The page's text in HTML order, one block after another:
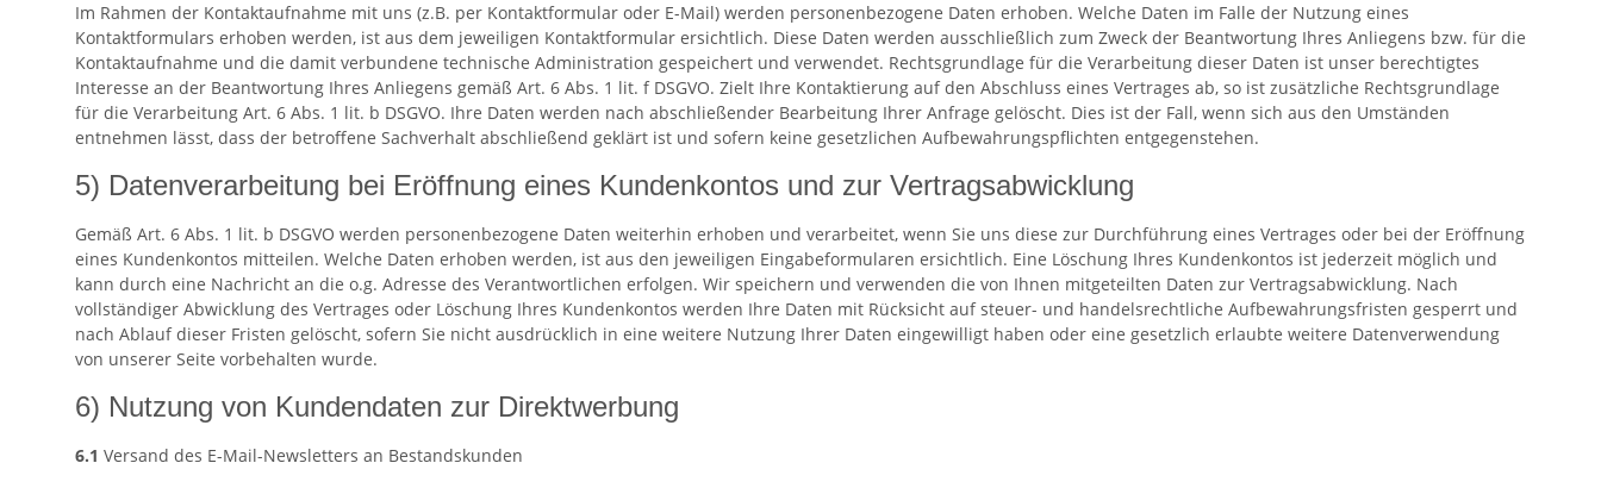
Im Rahmen der Kontaktaufnahme mit uns (z.B. per Kontaktformular oder E-Mail) werden personenbezogene Daten erhoben. Welche Daten im Falle der Nutzung eines
Kontaktformulars erhoben werden, ist aus dem jeweiligen Kontaktformular ersichtlich. Diese Daten werden ausschließlich zum Zweck der Beantwortung Ihres Anliegens bzw. für die
Kontaktaufnahme und die damit verbundene technische Administration gespeichert und verwendet. Rechtsgrundlage für die Verarbeitung dieser Daten ist unser berechtigtes
Interesse an der Beantwortung Ihres Anliegens gemäß Art. 6 Abs. 1 lit. f DSGVO. Zielt Ihre Kontaktierung auf den Abschluss eines Vertrages ab, so ist zusätzliche Rechtsgrundlage
für die Verarbeitung Art. 6 Abs. 1 lit. b DSGVO. Ihre Daten werden nach abschließender Bearbeitung Ihrer Anfrage gelöscht. Dies ist der Fall, wenn sich aus den Umständen
entnehmen lässt, dass der betroffene Sachverhalt abschließend geklärt ist und sofern keine gesetzlichen Aufbewahrungspflichten entgegenstehen.
5) Datenverarbeitung bei Eröffnung eines Kundenkontos und zur Vertragsabwicklung
Gemäß Art. 6 Abs. 1 lit. b DSGVO werden personenbezogene Daten weiterhin erhoben und verarbeitet, wenn Sie uns diese zur Durchführung eines Vertrages oder bei der Eröffnung
eines Kundenkontos mitteilen. Welche Daten erhoben werden, ist aus den jeweiligen Eingabeformularen ersichtlich. Eine Löschung Ihres Kundenkontos ist jederzeit möglich und
kann durch eine Nachricht an die o.g. Adresse des Verantwortlichen erfolgen. Wir speichern und verwenden die von Ihnen mitgeteilten Daten zur Vertragsabwicklung. Nach
vollständiger Abwicklung des Vertrages oder Löschung Ihres Kundenkontos werden Ihre Daten mit Rücksicht auf steuer- und handelsrechtliche Aufbewahrungsfristen gesperrt und
nach Ablauf dieser Fristen gelöscht, sofern Sie nicht ausdrücklich in eine weitere Nutzung Ihrer Daten eingewilligt haben oder eine gesetzlich erlaubte weitere Datenverwendung
von unserer Seite vorbehalten wurde.
6) Nutzung von Kundendaten zur Direktwerbung
6.1 Versand des E-Mail-Newsletters an Bestandskunden